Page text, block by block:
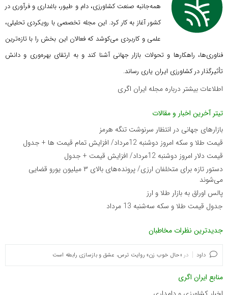
همه‌جانبه صنعت کشاورزی، دام و طیور، باغداری و فرآوری در
کشور آغاز به کار کرد. این مجله تخصصی با رویکردی تحلیلی،
علمی و کاربردی می‌کوشد که فعالان این بخش را با تازه‌ترین
فناوری‌ها، راهکارها و تحولات بازار جهانی آشنا کند و به ارتقای بهره‌وری و دانش
تأثیرگذار در کشاورزی ایران یاری رساند.
اطلاعات بیشتر درباره مجله ایران اگری
تیتر آخرین اخبار و مقالات
بازارهای جهانی در انتظار سرنوشت تنگه هرمز
قیمت طلا و سکه امروز دوشنبه 12مرداد/ افزایش تمام قیمت ها + جدول
قیمت دلار امروز دوشنبه 12مرداد/ افزایش قیمت + جدول
دستور تازه برای متخلفان ارزی/ پرونده‌های بالای ۳ میلیون یورو قضایی
می‌شوند
پالس اوراق به بازار طلا و ارز
جدول قیمت طلا و سکه سه‌شنبه 13 مرداد
جدیدترین نظرات مخاطبان
داود در «حال خوب زن» روایت ترس، عشق و بازسازی رابطه است
منابع ایران اگری